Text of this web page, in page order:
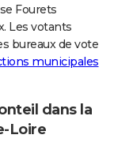
Fourets
Les votants
bureaux de vote
municipales
dans la
Loire